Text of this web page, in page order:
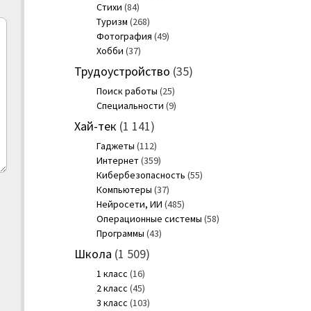
Стихи (84)
Туризм (268)
Фотография (49)
Хобби (37)
Трудоустройство (35)
Поиск работы (25)
Специальности (9)
Хай-тек (1 141)
Гаджеты (112)
Интернет(359)
Кибербезопасность (55)
Компьютеры (37)
Нейросети, ИИ (485)
Операционные системы (58)
Программы (43)
Школа (1 509)
1 класс (16)
2 класс (45)
3 класс (103)